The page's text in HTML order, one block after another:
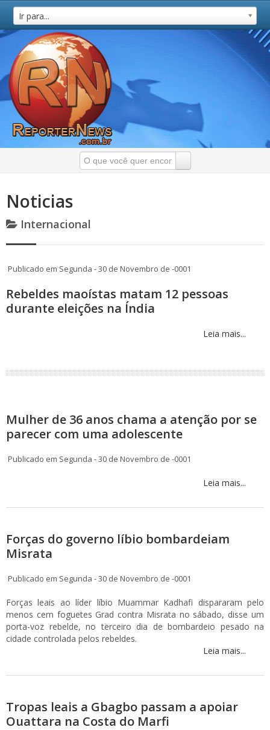
Ir para...
Noticias
Internacional
Publicado em Segunda - 30 de Novembro de -0001
Rebeldes maoístas matam 12 pessoas
durante eleições na Índia
Leia mais...
Mulher de 36 anos chama a atenção por se
parecer com uma adolescente
Publicado em Segunda - 30 de Novembro de -0001
Leia mais...
Forças do governo líbio bombardeiam
Misrata
Publicado em Segunda - 30 de Novembro de -0001
Forças leais ao líder líbio Muammar Kadhafi dispararam pelo
menos cem foguetes Grad contra Misrata no sábado, disse um
porta-voz rebelde, no terceiro dia de bombardeio pesado na
cidade controlada pelos rebeldes.
Leia mais...
Tropas leais a Gbagbo passam a apoiar
Ouattara na Costa do Marfi